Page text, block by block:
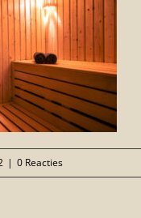
| 0 Reacties